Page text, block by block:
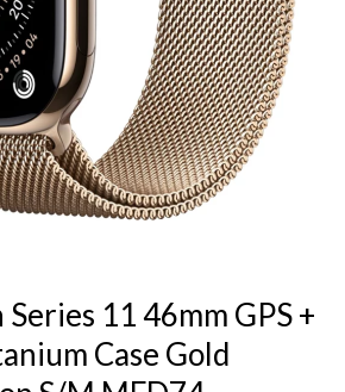
11 46mm GPS +
Case Gold